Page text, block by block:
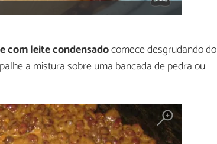
com leite condensadocomece desgrudando do
a mistura sobre uma bancada de pedra ou